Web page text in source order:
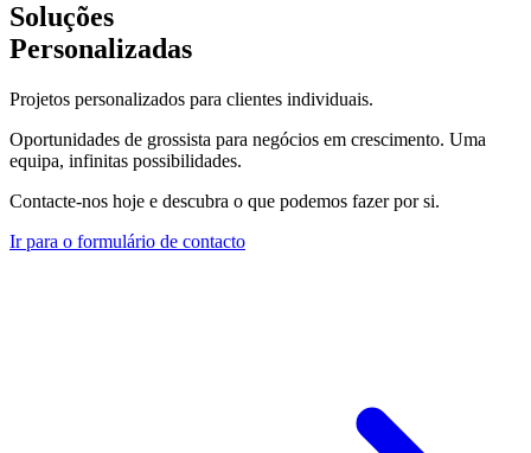
Soluções
Personalizadas
Projetos personalizados para clientes individuais.
Oportunidades de grossista para negócios em crescimento. Uma
equipa, infinitas possibilidades.
Contacte-nos hoje e descubra o que podemos fazer por si.
Ir para o formulário de contacto